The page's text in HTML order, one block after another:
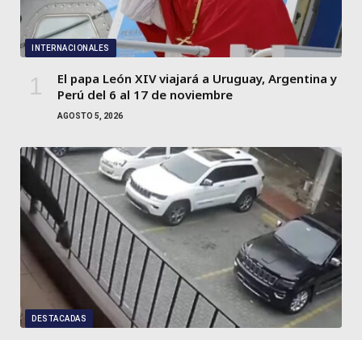
INTERNACIONALES
El papa León XIV viajará a Uruguay, Argentina y
Perú del 6 al 17 de noviembre
AGOSTO 5, 2026
DESTACADAS